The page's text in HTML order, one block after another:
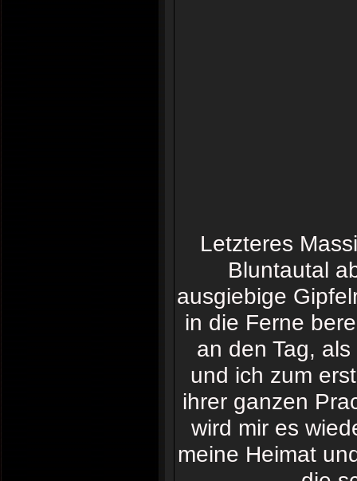
Letzteres
Bluntautal
ausgiebige
in die Ferne
an den Tag,
und ich zum
ihrer ganzen
wird mir es
meine Heimat